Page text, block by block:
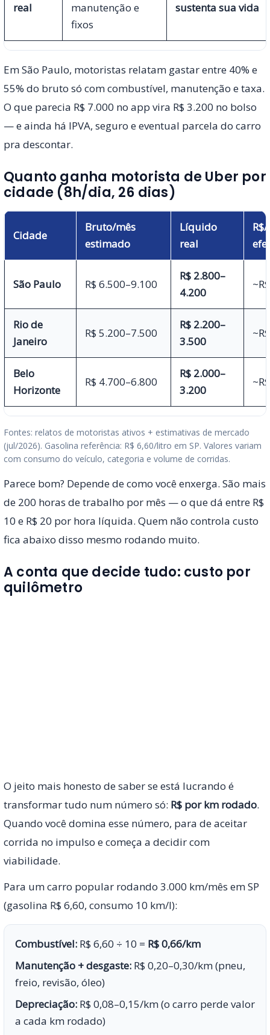
real
manutenção e
fixos
sustenta sua vida
Em São Paulo, motoristas relatam gastar entre 40% e
55% do bruto só com combustível, manutenção e taxa.
O que parecia R$ 7.000 no app vira R$ 3.200 no bolso
— e ainda há IPVA, seguro e eventual parcela do carro
pra descontar.
Quanto ganha motorista de Uber por
cidade (8h/dia, 26 dias)
Cidade
Bruto/mês
estimado
Líquido
real
São Paulo R$ 6.500–9.100
R$ 2.800–
4.200
Rio de
Janeiro
R$ 5.200–7.500
R$ 2.200–
3.500
Belo
Horizonte
R$ 4.700–6.800
R$ 2.000–
3.200
Fontes: relatos de motoristas ativos + estimativas de mercado
(jul/2026). Gasolina referência: R$ 6,60/litro em SP. Valores variam
com consumo do veículo, categoria e volume de corridas.
Parece bom? Depende de como você enxerga. São mais
de 200 horas de trabalho por mês — o que dá entre R$
10 e R$ 20 por hora líquida. Quem não controla custo
fica abaixo disso mesmo rodando muito.
A conta que decide tudo: custo por
quilômetro
O jeito mais honesto de saber se está lucrando é
transformar tudo num número só: R$ por km rodado.
Quando você domina esse número, para de aceitar
corrida no impulso e começa a decidir com
viabilidade.
Para um carro popular rodando 3.000 km/mês em SP
(gasolina R$ 6,60, consumo 10 km/l):
Combustível: R$ 6,60 ÷ 10 = R$ 0,66/km
Manutenção + desgaste: R$ 0,20–0,30/km (pneu,
freio, revisão, óleo)
Depreciação: R$ 0,08–0,15/km (o carro perde valor
a cada km rodado)